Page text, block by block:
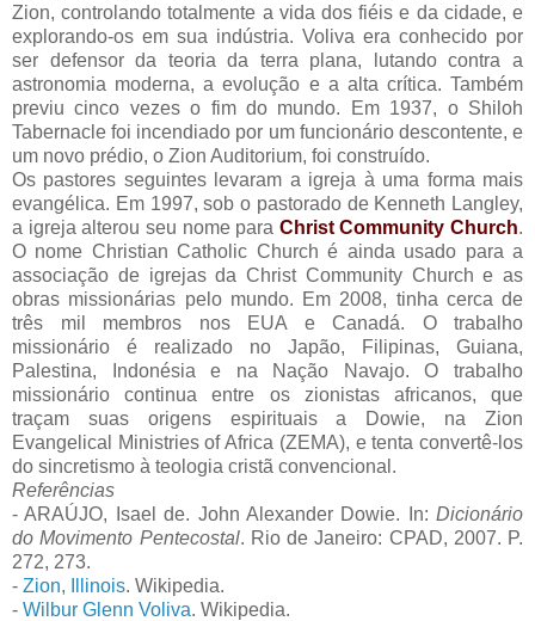
Zion, controlando totalmente a vida dos fiéis e da cidade, e
explorando-os em sua indústria. Voliva era conhecido por
ser defensor da teoria da terra plana, lutando contra a
astronomia moderna, a evolução e a alta crítica. Também
previu cinco vezes o fim do mundo. Em 1937, o Shiloh
Tabernacle foi incendiado por um funcionário descontente, e
um novo prédio, o Zion Auditorium, foi construído.
Os pastores seguintes levaram a igreja à uma forma mais
evangélica. Em 1997, sob o pastorado de Kenneth Langley,
a igreja alterou seu nome para Christ Community Church.
O nome Christian Catholic Church é ainda usado para a
associação de igrejas da Christ Community Church e as
obras missionárias pelo mundo. Em 2008, tinha cerca de
três mil membros nos EUA e Canadá. O trabalho
missionário é realizado no Japão, Filipinas, Guiana,
Palestina, Indonésia e na Nação Navajo. O trabalho
missionário continua entre os zionistas africanos, que
traçam suas origens espirituais a Dowie, na Zion
Evangelical Ministries of Africa (ZEMA), e tenta convertê-los
do sincretismo à teologia cristã convencional.
Referências
- ARAÚJO, Isael de. John Alexander Dowie. In: Dicionário
do Movimento Pentecostal. Rio de Janeiro: CPAD, 2007. P.
272, 273.
- Zion, Illinois. Wikipedia.
- Wilbur Glenn Voliva. Wikipedia.